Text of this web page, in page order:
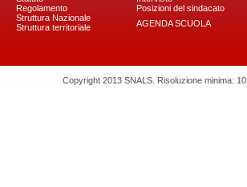
Regolamento
Struttura Nazionale
Struttura territoriale
Posizioni del sindacato
AGENDA SCUOLA
Copyright 2013 SNALS. Risoluzione minima: